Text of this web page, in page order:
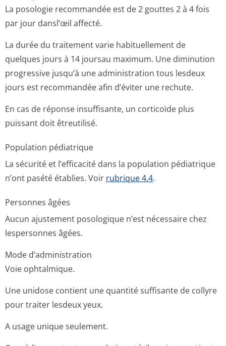
La posologie recommandée est de 2 gouttes 2 à 4 fois
par jour dansl’œil affecté.
La durée du traitement varie habituellement de
quelques jours à 14 joursau maximum. Une diminution
progressive jusqu’à une administration tous lesdeux
jours est recommandée afin d’éviter une rechute.
En cas de réponse insuffisante, un corticoïde plus
puissant doit êtreutilisé.
Population pédiatrique
La sécurité et l’efficacité dans la population pédiatrique
n’ont pasété établies. Voir rubrique 4.4.
Personnes âgées
Aucun ajustement posologique n’est nécessaire chez
lespersonnes âgées.
Mode d’administration
Voie ophtalmique.
Une unidose contient une quantité suffisante de collyre
pour traiter lesdeux yeux.
A usage unique seulement.